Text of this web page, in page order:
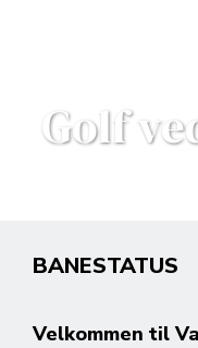
Golf
BANESTATUS
Velkommen til